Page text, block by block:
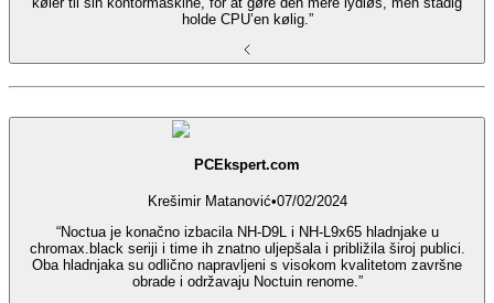
holde CPU’en kølig.”
PCEkspert.com
Krešimir Matanović•07/02/2024
“Noctua je konačno izbacila NH-D9L i NH-L9x65 hladnjake u
chromax.black seriji i time ih znatno uljepšala i približila široj publici.
Oba hladnjaka su odlično napravljeni s visokom kvalitetom završne
obrade i održavaju Noctuin renome.”